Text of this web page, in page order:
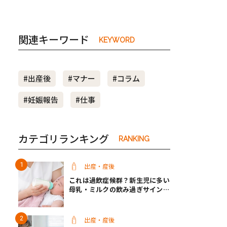
関連キーワード KEYWORD
#出産後 #マナー
#コラム
#妊娠報告
#仕事
カテゴリランキング RANKING
出産・産後
これは過飲症候群？新生児に多い
母乳・ミルクの飲み過ぎサインと
出産・産後